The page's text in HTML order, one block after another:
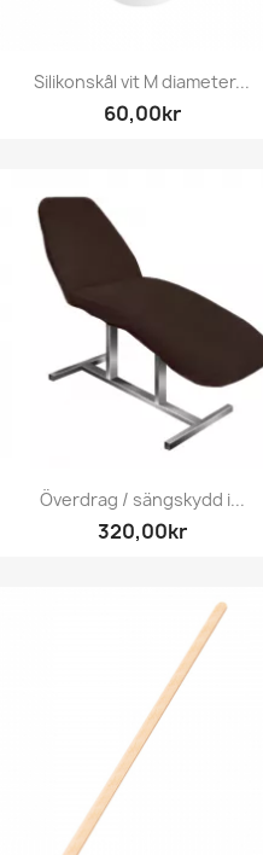
Snabbvy
Silikonskål vit M diameter...
60,00kr
Snabbvy
Överdrag / sängskydd i...
320,00kr